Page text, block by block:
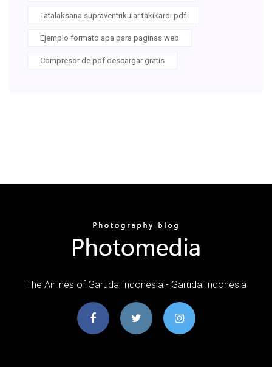
Tatalaksana supraventrikular takikardi pdf
Ejemplo formato apa para paginas web
Compresor de pdf descargar gratis
The Airlines of Garuda Indonesia - Garuda Indonesia